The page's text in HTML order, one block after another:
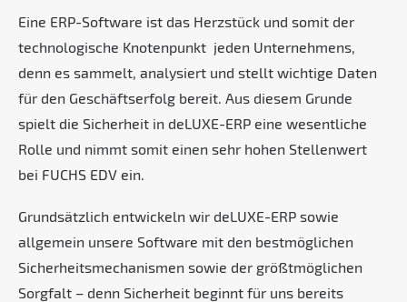
Eine ERP-Software ist das Herzstück und somit der
technologische Knotenpunkt jeden Unternehmens,
denn es sammelt, analysiert und stellt wichtige Daten
für den Geschäftserfolg bereit. Aus diesem Grunde
spielt die Sicherheit in deLUXE-ERP eine wesentliche
Rolle und nimmt somit einen sehr hohen Stellenwert
bei FUCHS EDV ein.
Grundsätzlich entwickeln wir deLUXE-ERP sowie
allgemein unsere Software mit den bestmöglichen
Sicherheitsmechanismen sowie der größtmöglichen
Sorgfalt – denn Sicherheit beginnt für uns bereits